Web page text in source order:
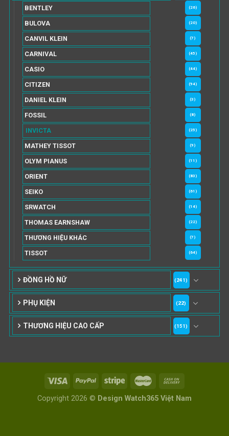
BENTLEY (26)
BULOVA (20)
CANVIL KLEIN (7)
CARNIVAL (45)
CASIO (44)
CITIZEN (94)
DANIEL KLEIN (3)
FOSSIL (8)
INVICTA (25)
MATHEY TISSOT (9)
OLYM PIANUS (11)
ORIENT (83)
SEIKO (61)
SRWATCH (14)
THOMAS EARNSHAW (22)
THƯƠNG HIỆU KHÁC (7)
TISSOT (64)
ĐỒNG HỒ NỮ (241)
PHỤ KIỆN (22)
THƯƠNG HIỆU CAO CẤP (151)
Copyright 2026 © Design Watch365 Việt Nam